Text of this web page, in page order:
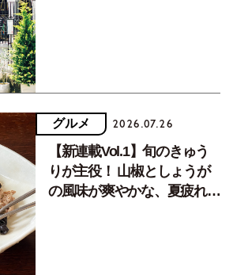
グルメ 2026.07.26
【新連載Vol.1】旬のきゅう
りが主役！ 山椒としょうが
の風味が爽やかな、夏疲れを